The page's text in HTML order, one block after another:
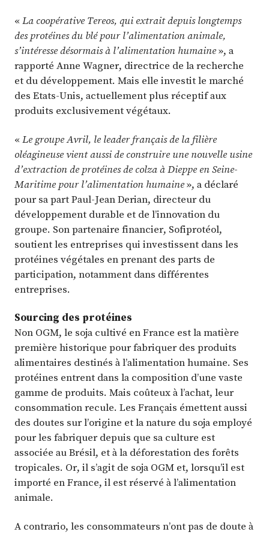
«La coopérative Tereos, qui extrait depuis longtemps
des protéines du blé pour l’alimentation animale,
s’intéresse désormais à l’alimentation humaine», a
rapporté Anne Wagner, directrice de la recherche
et du développement. Mais elle investit le marché
des Etats-Unis, actuellement plus réceptif aux
produits exclusivement végétaux.
«Le groupe Avril, le leader français de la filière
oléagineuse vient aussi de construire une nouvelle usine
d’extraction de protéines de colza à Dieppe en Seine-
Maritime pour l’alimentation humaine», a déclaré
pour sa part Paul-Jean Derian, directeur du
développement durable et de l’innovation du
groupe. Son partenaire financier, Sofiprotéol,
soutient les entreprises qui investissent dans les
protéines végétales en prenant des parts de
participation, notamment dans différentes
entreprises.
Sourcing des protéines
Non OGM, le soja cultivé en France est la matière
première historique pour fabriquer des produits
alimentaires destinés à l’alimentation humaine. Ses
protéines entrent dans la composition d’une vaste
gamme de produits. Mais coûteux à l’achat, leur
consommation recule. Les Français émettent aussi
des doutes sur l’origine et la nature du soja employé
pour les fabriquer depuis que sa culture est
associée au Brésil, et à la déforestation des forêts
tropicales. Or, il s’agit de soja OGM et, lorsqu’il est
importé en France, il est réservé à l’alimentation
animale.
A contrario, les consommateurs n’ont pas de doute à